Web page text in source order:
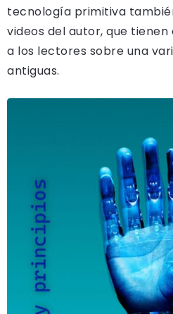
tecnología primitiva
videos del autor, que
a los lectores sobre una
antiguas.